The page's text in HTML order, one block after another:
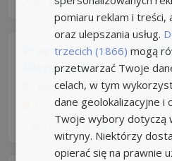
Praca dla BLACHARZ/
Niemczech
Neswork Sp. z o.o
Nysa+49km
9 dni temu z gowork.pl
pomiaru reklam i treści,
oraz ulepszania usług.
trzecich (1866) mogą
przetwarzać Twoje
celach, w tym
dane geolokalizacyjne i
Twoje wybory dotyczą
witryny. Niektórzy
opierać się na prawnie